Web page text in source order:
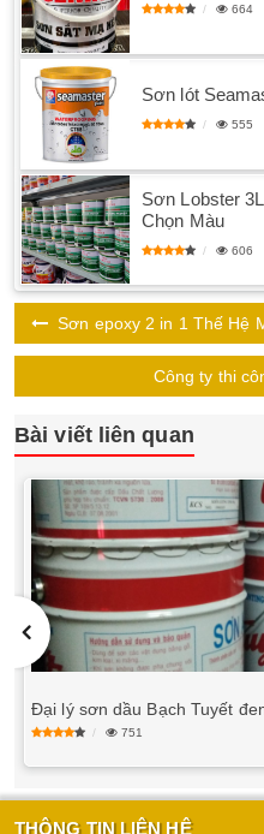
664
Sơn lót
555
Sơn Lobster
Chọn Màu
606
Sơn epoxy 2 in 1 Thế Hệ
Công ty thi
Bài viết liên quan
Đại lý sơn dầu Bạch Tuyết
751
THÔNG TIN LIÊN HỆ